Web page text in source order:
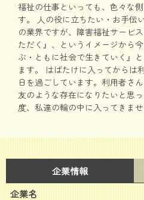
福祉の仕事といっても、色々な
す。 人の役に立ちたい・お手伝
の業界ですが、障害福祉サービ
ただく』、というイメージから
ぶ・ともに社会で生きていく』
ます。 はばたけに入ってからは
日を過ごしています。利用者さ
友のような存在になりたいと思
度、私達の輪の中に入ってきませ
企業情報
企業名